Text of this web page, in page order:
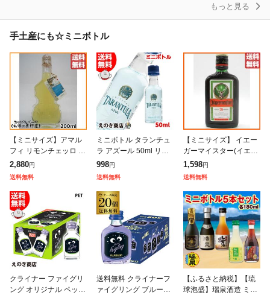
もっと見る
手土産にも☆ミニボトル
【ミニサイズ】アマル
フィ リモンチェッロ バ
イオリンボトル (レモン
チェッロ) 28度 200ml
2,880円
送料無料
ミニボトル タランチュ
ラ アズール 50ml リキ
ュール 35度 正規品 箱
なし 送料無料
998円
送料無料
【ミニサイズ】 イエー
ガーマイスター(イエガ
ーマイスター) ポケット
型ボトル 35度 200ml
【リキュール】【香
草・薬草・花
1,598円
送料無料
クライナー ファイグリ
ング オリジナル ペット
送料無料 クライナーフ
ァイグリング ブルーベ
【ふるさと納税】【琉
球泡盛】瑞泉酒造 ミニ